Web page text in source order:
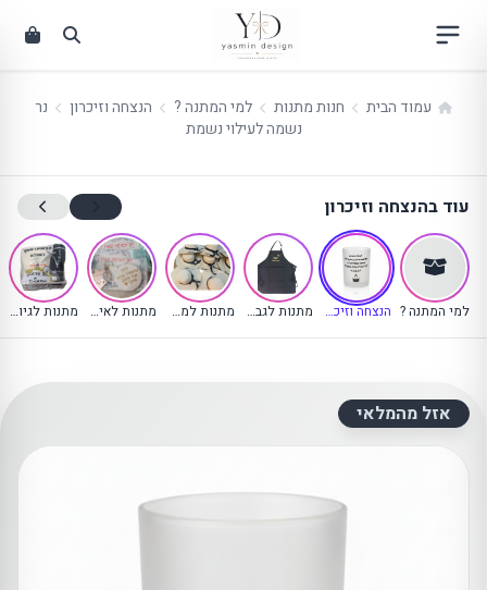
לתוכן
עמוד הבית חנות מתנות למי המתנה ? הנצחה וזיכרון
נר
נשמה לעילוי נשמת
עוד בהנצחה וזיכרון
למי המתנה ? הנצחה וזיכרון
(קטגוריה נוכחית)
מתנות לגבר ולבן הזוג מתנות למסיבת רווקות מתנות לאישה ולבת הזוג מתנות לגיוס ולחיילים
אזל מהמלאי